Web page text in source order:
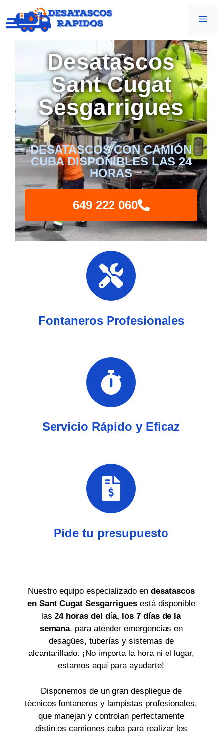
Desatascos
Sant Cugat
Sesgarrigues
DESATASCOS CON CAMIÓN
CUBA DISPONIBLES LAS 24
HORAS
649 222 060
Fontaneros Profesionales
Servicio Rápido y Eficaz
Pide tu presupuesto
Nuestro equipo especializado en desatascos
en Sant Cugat Sesgarrigues está disponible
las 24 horas del día, los 7 días de la
semana, para atender emergencias en
desagües, tuberías y sistemas de
alcantarillado. ¡No importa la hora ni el lugar,
estamos aquí para ayudarte!
Disponemos de un gran despliegue de
técnicos fontaneros y lampistas profesionales,
que manejan y controlan perfectamente
distintos camiones cuba para realizar los